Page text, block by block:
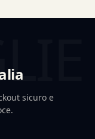
sicuro e